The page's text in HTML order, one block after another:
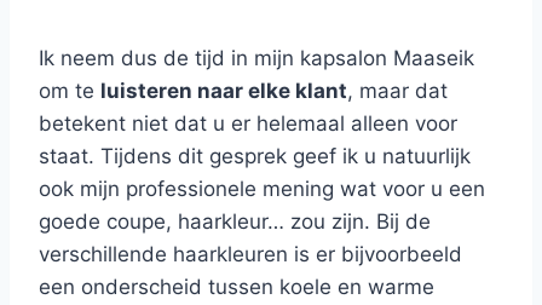
Ik neem dus de tijd in mijn kapsalon Maaseik
om te luisteren naar elke klant, maar dat
betekent niet dat u er helemaal alleen voor
staat. Tijdens dit gesprek geef ik u natuurlijk
ook mijn professionele mening wat voor u een
goede coupe, haarkleur… zou zijn. Bij de
verschillende haarkleuren is er bijvoorbeeld
een onderscheid tussen koele en warme